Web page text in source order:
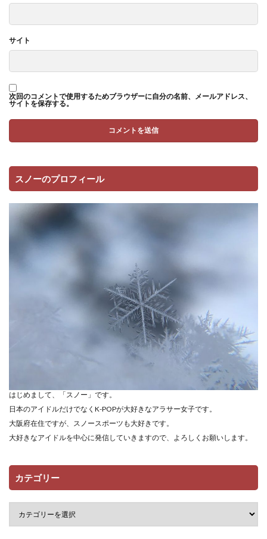
サイト
次回のコメントで使用するためブラウザーに自分の名前、メールアドレス、
サイトを保存する。
スノーのプロフィール
はじめまして、「スノー」です。
日本のアイドルだけでなくK-POPが大好きなアラサー女子です。
大阪府在住ですが、スノースポーツも大好きです。
大好きなアイドルを中心に発信していきますので、よろしくお願いします。
カテゴリー